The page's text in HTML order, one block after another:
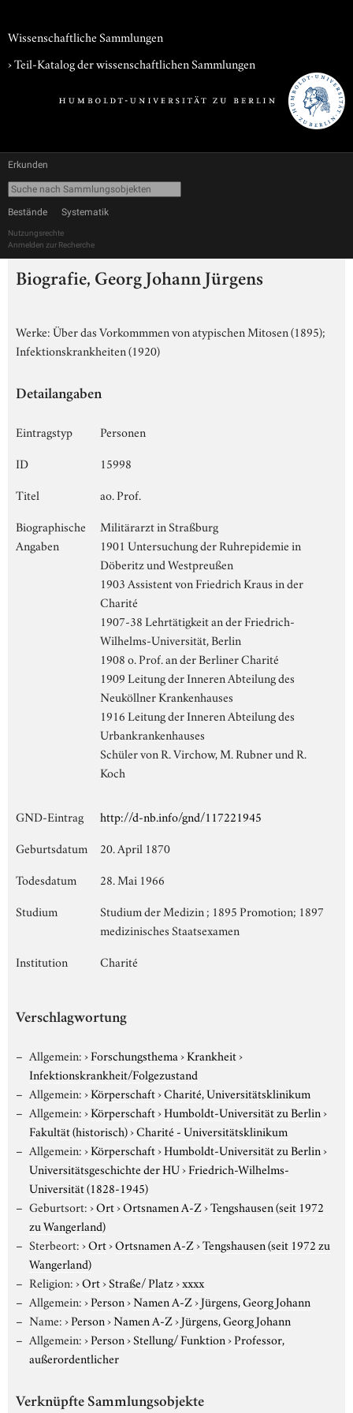
Wissenschaftliche Sammlungen
› Teil-Katalog der wissenschaftlichen Sammlungen
Erkunden
Bestände Systematik
Nutzungsrechte
Anmelden zur Recherche
Biografie, Georg Johann Jürgens
Werke: Über das Vorkommmen von atypischen Mitosen (1895);
Infektionskrankheiten (1920)
Detailangaben
Eintragstyp
Personen
ID
15998
Titel
ao. Prof.
Biographische
Angaben
Militärarzt in Straßburg
1901 Untersuchung der Ruhrepidemie in
Döberitz und Westpreußen
1903 Assistent von Friedrich Kraus in der
Charité
1907-38 Lehrtätigkeit an der Friedrich-
Wilhelms-Universität, Berlin
1908 o. Prof. an der Berliner Charité
1909 Leitung der Inneren Abteilung des
Neuköllner Krankenhauses
1916 Leitung der Inneren Abteilung des
Urbankrankenhauses
Schüler von R. Virchow, M. Rubner und R.
Koch
GND-Eintrag
http://d-nb.info/gnd/117221945
Geburtsdatum
20. April 1870
Todesdatum
28. Mai 1966
Studium
Studium der Medizin ; 1895 Promotion; 1897
medizinisches Staatsexamen
Institution
Charité
Verschlagwortung
Allgemein:›Forschungsthema›Krankheit›
Infektionskrankheit/Folgezustand
Allgemein:›Körperschaft›Charité, Universitätsklinikum
Allgemein:›Körperschaft›Humboldt-Universität zu Berlin›
Fakultät (historisch)›Charité - Universitätsklinikum
Allgemein:›Körperschaft›Humboldt-Universität zu Berlin›
Universitätsgeschichte der HU›Friedrich-Wilhelms-
Universität (1828-1945)
Geburtsort:›Ort›Ortsnamen A-Z›Tengshausen (seit 1972
zu Wangerland)
Sterbeort:›Ort›Ortsnamen A-Z›Tengshausen (seit 1972 zu
Wangerland)
Religion:›Ort›Straße/ Platz›xxxx
Allgemein:›Person›Namen A-Z›Jürgens, Georg Johann
Name:›Person›Namen A-Z›Jürgens, Georg Johann
Allgemein:›Person›Stellung/ Funktion›Professor,
außerordentlicher
Verknüpfte Sammlungsobjekte